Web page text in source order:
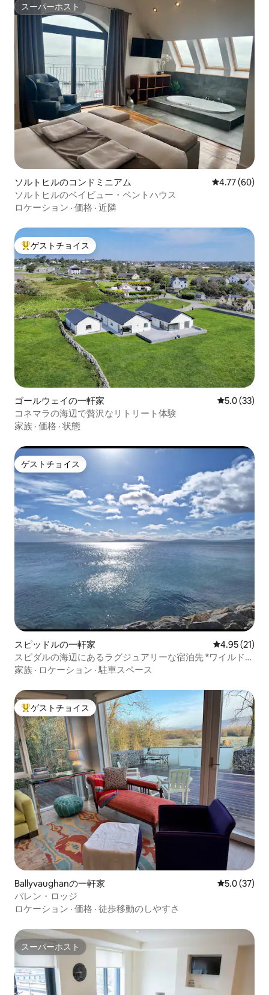
スーパーホスト
スーパーホスト
ソルトヒルのコンドミニアム レビュー60
4.77 (60)
ソルトヒルのベイビュー・ペントハウス
ロケーション · 価格 · 近隣
大好評のゲストチョイスです。
ゲストチョイス
ゴールウェイの一軒家 レビュー33
5.0 (33)
コネマラの海辺で贅沢なリトリート体験
家族 · 価格 · 状態
ゲストチョイス
ゲストチョイス
スピッドルの一軒家 レビュー21
4.95 (21)
スピダルの海辺にあるラグジュアリーな宿泊先 *ワイルド・
アトランティック・ウェイ*
家族 · ロケーション ·駐車スペース
大好評のゲストチョイスです。
ゲストチョイス
Ballyvaughanの一軒家 レビュー37
5.0 (37)
バレン・ロッジ
ロケーション · 価格 · 徒歩移動のしやすさ
スーパーホスト
スーパーホスト